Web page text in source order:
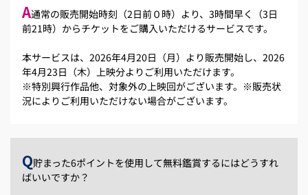
A通常の販売開始時刻（2日前０時）より、3時間早く（3日
前21時）からチケットをご購入いただけるサービスです。
本サービスは、2026年4月20日（月）より販売開始し、2026
年4月23日（木）上映分よりご利用いただけます。
※特別興行作品他、対象外の上映回がございます。※販売状
況によりご利用いただけない場合がございます。
Q貯まった6ポイントを使用して無料鑑賞するにはどうすれ
ばいいですか？